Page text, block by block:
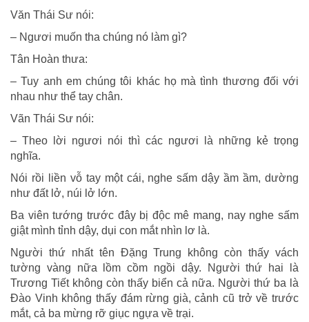
Văn Thái Sư nói:
– Ngươi muốn tha chúng nó làm gì?
Tân Hoàn thưa:
– Tuy anh em chúng tôi khác họ mà tình thương đối với
nhau như thể tay chân.
Vãn Thái Sư nói:
– Theo lời ngươi nói thì các ngươi là những kẻ trọng
nghĩa.
Nói rồi liền vỗ tay một cái, nghe sấm dậy ầm ầm, dường
như đất lở, núi lở lớn.
Ba viên tướng trước đây bị độc mê mang, nay nghe sấm
giật mình tỉnh dậy, dụi con mắt nhìn lơ là.
Người thứ nhất tên Ðặng Trung không còn thấy vách
tường vàng nữa lồm cồm ngồi dậy. Người thứ hai là
Trương Tiết không còn thấy biển cả nữa. Người thứ ba là
Ðào Vinh không thấy đám rừng già, cảnh cũ trở về trước
mắt, cả ba mừng rỡ giục ngựa về trại.